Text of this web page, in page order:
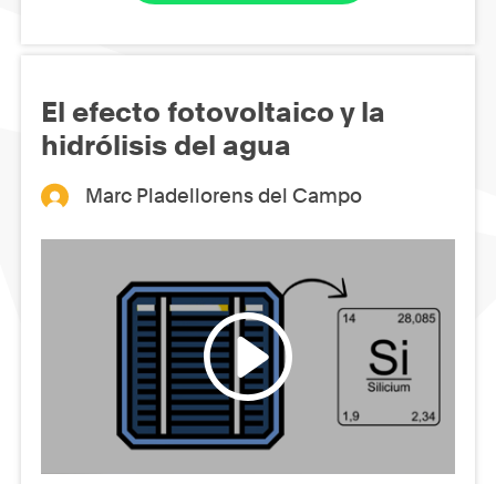
El efecto fotovoltaico y la
hidrólisis del agua
Marc Pladellorens del Campo